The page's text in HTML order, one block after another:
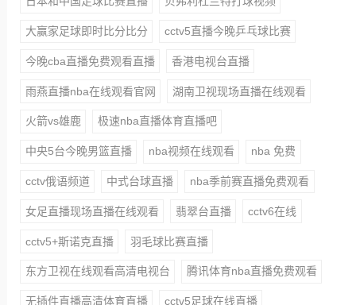
大赢家足球即时比分比分 cctv5直播今晚乒乓球比赛
今晚cba直播免费观看直播 香港电视台直播
雨燕直播nba在线观看官网 湖南卫视现场直播在线观看
火箭vs雄鹿 极速nba直播体育直播吧
中央5台今晚男篮直播 nba视频在线观看 nba 免费
cctv俄语频道 中式台球直播 nba季前赛直播免费观看
女足直播现场直播在线观看 翡翠台直播 cctv6在线
cctv5+斯诺克直播 羽毛球比赛直播
东方卫视在线观看高清电视台 腾讯体育nba直播免费观看
无插件直播高清体育直播 cctv5足球在线直播